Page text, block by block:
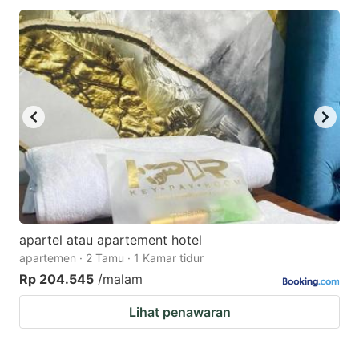
apartel atau apartement hotel
apartemen · 2 Tamu · 1 Kamar tidur
Rp 204.545 /malam
Lihat penawaran